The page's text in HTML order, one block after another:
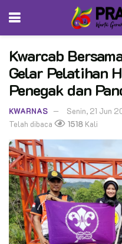
Kwarcab
Gelar Pelatihan
Penegak dan
KWARNAS Senin, 21 Jun
Telah dibaca
1518 Kali